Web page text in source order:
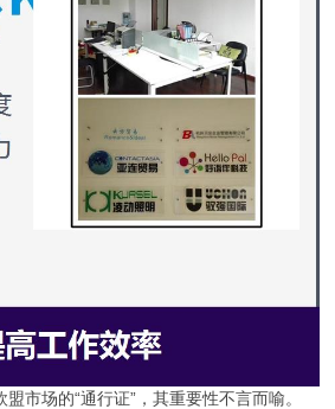
市场的“通行证”，其重要性不言而喻。